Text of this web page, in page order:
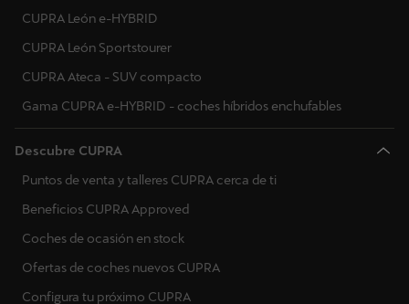
CUPRA León e-HYBRID
CUPRA León Sportstourer
CUPRA Ateca - SUV compacto
Gama CUPRA e-HYBRID - coches híbridos enchufables
Descubre CUPRA
Puntos de venta y talleres CUPRA cerca de ti
Beneficios CUPRA Approved
Coches de ocasión en stock
Ofertas de coches nuevos CUPRA
Configura tu próximo CUPRA